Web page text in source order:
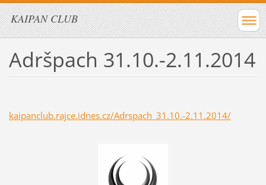
KAIPAN CLUB
Adršpach 31.10.-2.11.2014
kaipanclub.rajce.idnes.cz/Adrspach_31.10.-2.11.2014/